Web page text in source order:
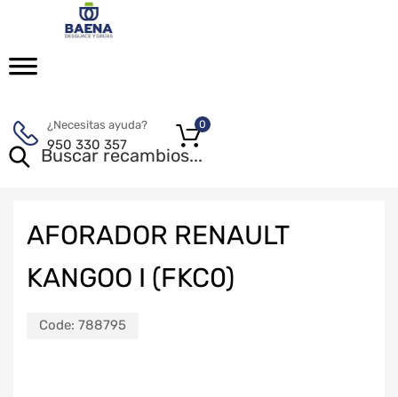
¿Necesitas ayuda?
950 330 357
0
AFORADOR RENAULT
KANGOO I (FKC0)
Code: 788795